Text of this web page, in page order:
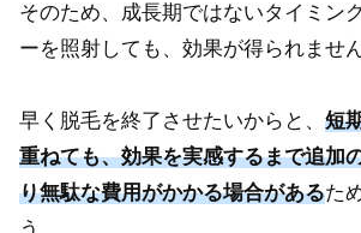
そのため、成長期ではないタイミン
ーを照射しても、効果が得られません
早く脱毛を終了させたいからと、 短
重ねても、効果を実感するまで追加
り無駄な費用がかかる場合があるた